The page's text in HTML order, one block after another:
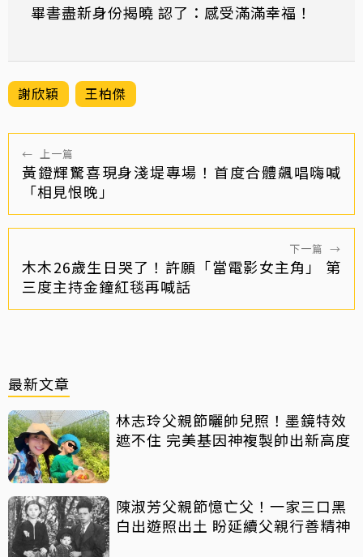
畢書盡新身份揭曉 認了：感受滿滿幸福！
謝欣穎 王柏傑
← 上一篇
黃鐙輝驚喜現身淺堤專場！首度合體飆唱嗨喊
「相見恨晚」
下一篇 →
木木26歲生日哭了！許願「當電影女主角」 第
三度主持金鐘紅毯再喊話
最新文章
林志玲父親節曬帥兒照！墨鏡特效
遮不住 完美基因神複製帥出新高度
陳淑芳父親節憶亡父！一家三口黑
白出遊照出土 盼延續父親行善精神